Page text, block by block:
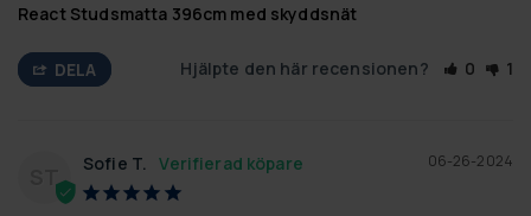
React Studsmatta 396cm med skyddsnät
DELA Hjälpte den här recensionen? 0 1
ST
06-26-2024
Sofie T.